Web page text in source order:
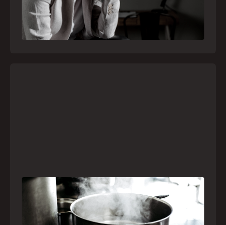
médicas e devem receber atendimento
especializado pelo telefone 192
21 julho, 2026
Frio leva brasileiros a improvisar para se
aquecer e aumenta risco de queimaduras
dentro de casa